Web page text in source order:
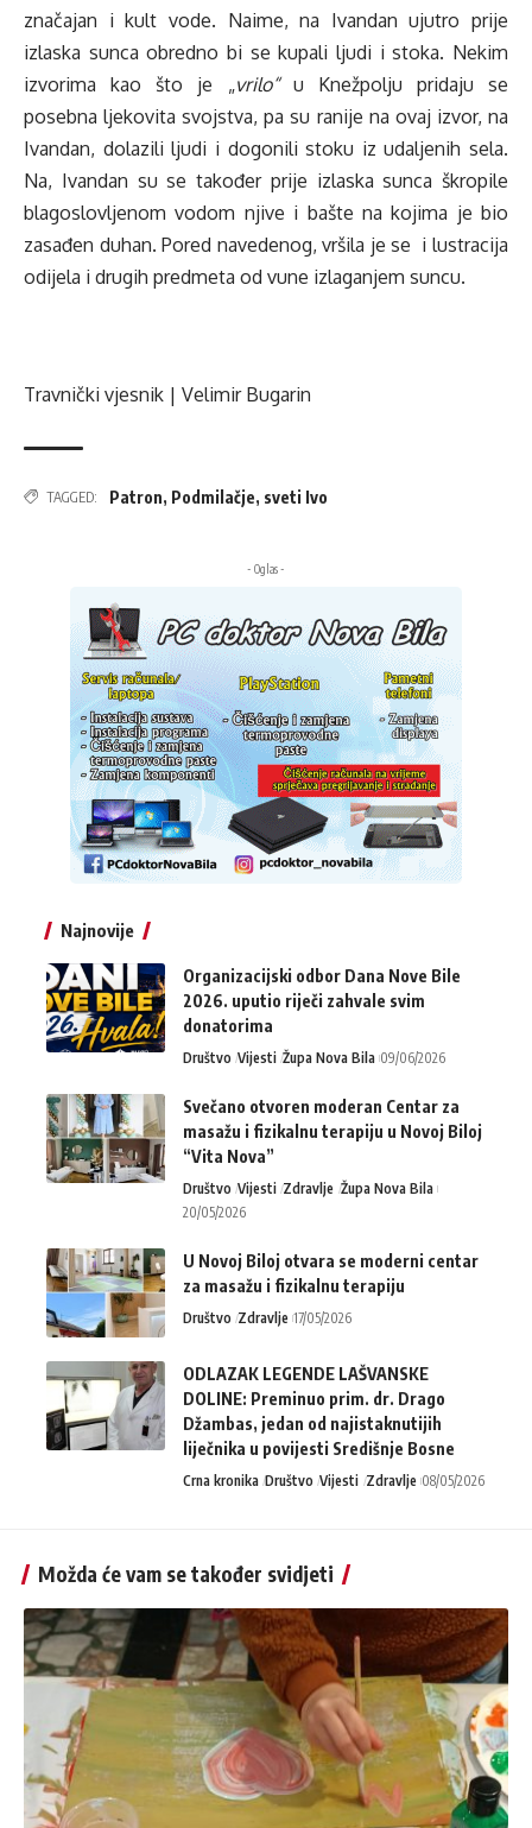
značajan i kult vode. Naime, na Ivandan ujutro prije
izlaska sunca obredno bi se kupali ljudi i stoka. Nekim
izvorima kao što je „vrilo“u Knežpolju pridaju se
posebna ljekovita svojstva, pa su ranije na ovaj izvor, na
Ivandan, dolazili ljudi i dogonili stoku iz udaljenih sela.
Na, Ivandan su se također prije izlaska sunca škropile
blagoslovljenom vodom njive i bašte na kojima je bio
zasađen duhan. Pored navedenog, vršila je se i lustracija
odijela i drugih predmeta od vune izlaganjem suncu.
Travnički vjesnik | Velimir Bugarin
TAGGED: Patron, Podmilačje, sveti Ivo
- Oglas -
Najnovije
Organizacijski odbor Dana Nove Bile
2026. uputio riječi zahvale svim
donatorima
Društvo Vijesti Župa Nova Bila 09/06/2026
Svečano otvoren moderan Centar za
masažu i fizikalnu terapiju u Novoj Biloj
“Vita Nova”
Društvo Vijesti Zdravlje Župa Nova Bila
20/05/2026
U Novoj Biloj otvara se moderni centar
za masažu i fizikalnu terapiju
Društvo Zdravlje 17/05/2026
ODLAZAK LEGENDE LAŠVANSKE
DOLINE: Preminuo prim. dr. Drago
Džambas, jedan od najistaknutijih
liječnika u povijesti Središnje Bosne
Crna kronika Društvo Vijesti Zdravlje 08/05/2026
Možda će vam se također svidjeti